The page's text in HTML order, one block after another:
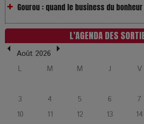
LOL 2.0 : aimer, grandir et se
réseaux
L’Affaire Bojarski : entre faux billets et
humaine
L’or blanc à la croisée des chemins :
l’avenir de la montagne française
L'AGENDA DES
Août 2026
L
M M J V
3
4 5 6 7
10
11 12 13 14